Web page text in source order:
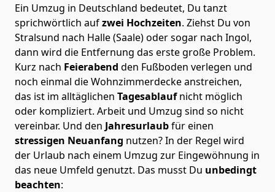
Ein Umzug in Deutschland bedeutet, Du tanzt
sprichwörtlich aufzwei Hochzeiten. Ziehst Du von
Stralsund nach Halle (Saale) oder sogar nach Ingol,
dann wird die Entfernung das erste große Problem.
Kurz nach Feierabend den Fußboden verlegen und
noch einmal die Wohnzimmerdecke anstreichen,
das ist im alltäglichen Tagesablaufnicht möglich
oder kompliziert. Arbeit und Umzug sind so nicht
vereinbar. Und den Jahresurlaubfür einen
stressigen Neuanfang nutzen? In der Regel wird
der Urlaub nach einem Umzug zur Eingewöhnung in
das neue Umfeld genutzt. Das musst Du unbedingt
beachten: